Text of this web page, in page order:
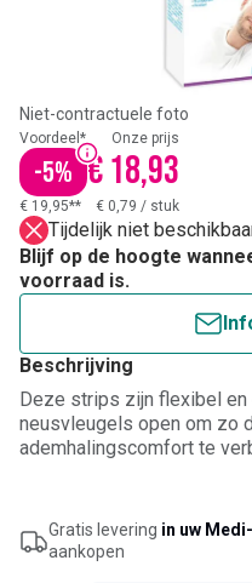
Niet-contractuele foto
Voordeel*
-5%
Onze prijs
€ 18,93
€ 19,95** € 0,79 / stuk
Tijdelijk niet
Blijf op de hoogte
voorraad is.
Beschrijving
Deze strips zijn flexibel
neusvleugels open om zo
ademhalingscomfort te
tijdens sportactiviteiten
neusademhaling te
Gratis levering in uw
aankopen